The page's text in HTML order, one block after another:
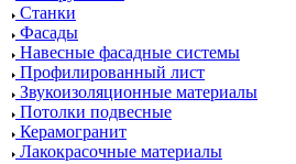
Станки
Фасады
Навесные фасадные системы
Профилированный лист
Звукоизоляционные материалы
Потолки подвесные
Керамогранит
Лакокрасочные материалы